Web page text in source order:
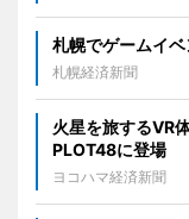
札幌でゲームイ
札幌経済新聞
火星を旅するVR
PLOT48に登場
ヨコハマ経済新聞